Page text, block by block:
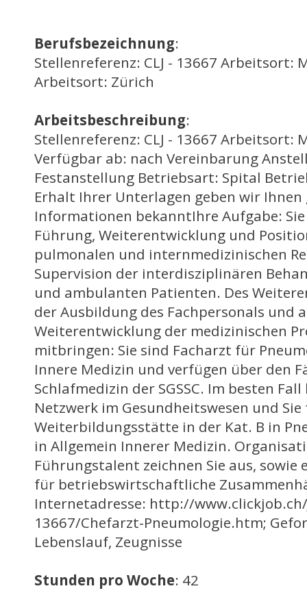
Berufsbezeichnung:
Stellenreferenz: CLJ - 13667 Arbeitsort:
Arbeitsort: Zürich
Arbeitsbeschreibung:
Stellenreferenz: CLJ - 13667 Arbeitsort:
Verfügbar ab: nach Vereinbarung
Festanstellung Betriebsart: Spital
Erhalt Ihrer Unterlagen geben wir Ihnen
Informationen bekanntIhre Aufgabe:
Führung, Weiterentwicklung und
pulmonalen und internmedizinischen
Supervision der interdisziplinären
und ambulanten Patienten. Des
der Ausbildung des Fachpersonals und
Weiterentwicklung der medizinischen
mitbringen: Sie sind Facharzt für
Innere Medizin und verfügen über den
Schlafmedizin der SGSSC. Im besten
Netzwerk im Gesundheitswesen und
Weiterbildungsstätte in der Kat. B in
in Allgemein Innerer Medizin.
Führungstalent zeichnen Sie aus, sowie
für betriebswirtschaftliche
Internetadresse: http://
13667/Chefarzt-Pneumologie.htm;
Lebenslauf, Zeugnisse
Stunden pro Woche: 42